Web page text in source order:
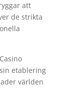
att
de strikta
etablering
världen